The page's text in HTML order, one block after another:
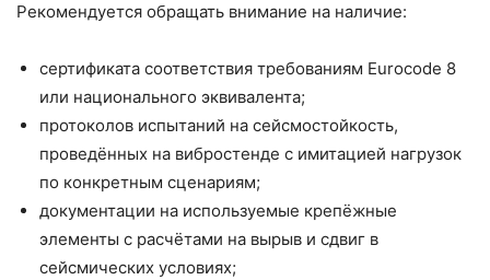
Рекомендуется обращать внимание на наличие:
сертификата соответствия требованиям Eurocode 8
или национального эквивалента;
протоколов испытаний на сейсмостойкость,
проведённых на вибростенде с имитацией нагрузок
по конкретным сценариям;
документации на используемые крепёжные
элементы с расчётами на вырыв и сдвиг в
сейсмических условиях;